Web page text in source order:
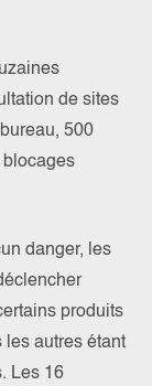
de sites
500
blocages
danger, les
produits
les autres étant
Les 16